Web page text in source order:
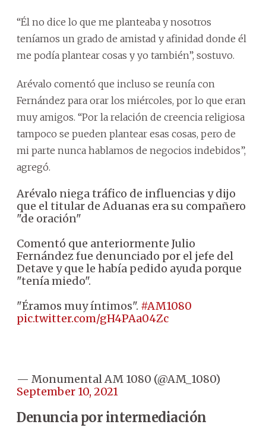
“Él no dice lo que me planteaba y nosotros
teníamos un grado de amistad y afinidad donde él
me podía plantear cosas y yo también”, sostuvo.
Arévalo comentó que incluso se reunía con
Fernández para orar los miércoles, por lo que eran
muy amigos. “Por la relación de creencia religiosa
tampoco se pueden plantear esas cosas, pero de
mi parte nunca hablamos de negocios indebidos”,
agregó.
Arévalo niega tráfico de influencias y dijo
que el titular de Aduanas era su compañero
"de oración"
Comentó que anteriormente Julio
Fernández fue denunciado por el jefe del
Detave y que le había pedido ayuda porque
"tenía miedo".
"Éramos muy íntimos". #AM1080
pic.twitter.com/gH4PAa04Zc
— Monumental AM 1080 (@AM_1080)
September 10, 2021
Denuncia por intermediación